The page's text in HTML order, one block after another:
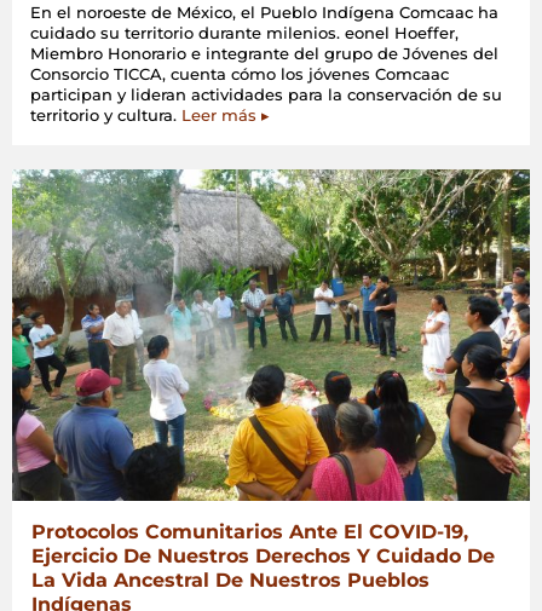
En el noroeste de México, el Pueblo Indígena Comcaac ha
cuidado su territorio durante milenios. eonel Hoeffer,
Miembro Honorario e integrante del grupo de Jóvenes del
Consorcio TICCA, cuenta cómo los jóvenes Comcaac
participan y lideran actividades para la conservación de su
territorio y cultura. Leer más ▸
Protocolos Comunitarios Ante El COVID-19,
Ejercicio De Nuestros Derechos Y Cuidado De
La Vida Ancestral De Nuestros Pueblos
Indígenas